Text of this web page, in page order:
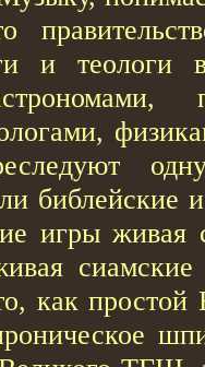
и теологи
библейские
игры живая
как простой